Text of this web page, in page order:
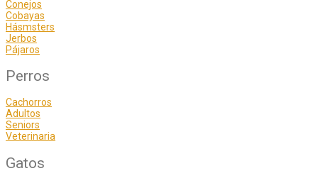
Conejos
Cobayas
Hásmsters
Jerbos
Pájaros
Perros
Cachorros
Adultos
Seniors
Veterinaria
Gatos